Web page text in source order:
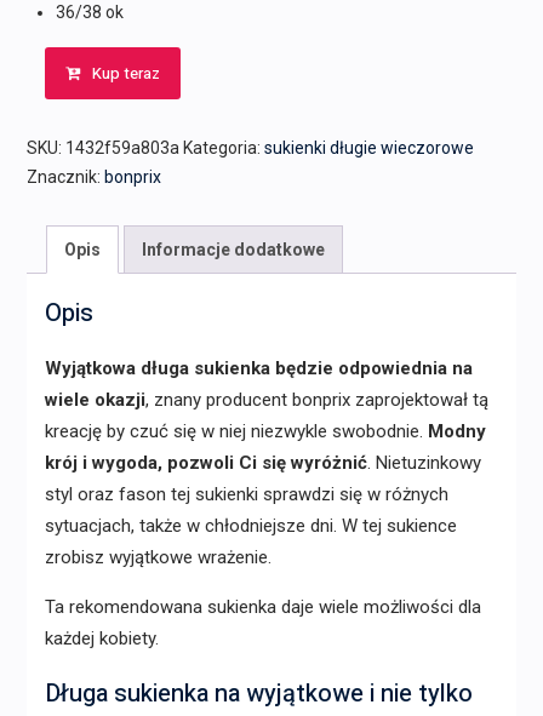
36/38 ok
Kup teraz
SKU: 1432f59a803a Kategoria: sukienki długie wieczorowe
Znacznik: bonprix
Opis Informacje dodatkowe
Opis
Wyjątkowa długa sukienka będzie odpowiednia na
wiele okazji, znany producent bonprix zaprojektował tą
kreację by czuć się w niej niezwykle swobodnie. Modny
krój i wygoda, pozwoli Ci się wyróżnić. Nietuzinkowy
styl oraz fason tej sukienki sprawdzi się w różnych
sytuacjach, także w chłodniejsze dni. W tej sukience
zrobisz wyjątkowe wrażenie.
Ta rekomendowana sukienka daje wiele możliwości dla
każdej kobiety.
Długa sukienka na wyjątkowe i nie tylko